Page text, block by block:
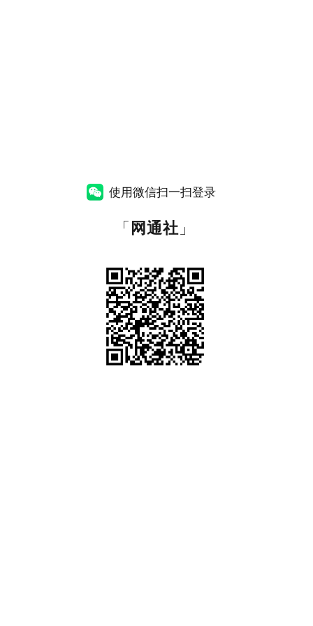
使用微信扫一扫登录
「 网通社 」